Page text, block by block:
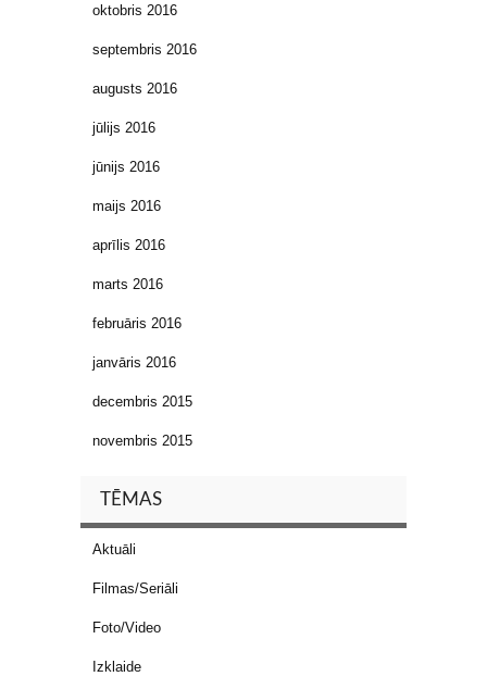
oktobris 2016
septembris 2016
augusts 2016
jūlijs 2016
jūnijs 2016
maijs 2016
aprīlis 2016
marts 2016
februāris 2016
janvāris 2016
decembris 2015
novembris 2015
TĒMAS
Aktuāli
Filmas/Seriāli
Foto/Video
Izklaide